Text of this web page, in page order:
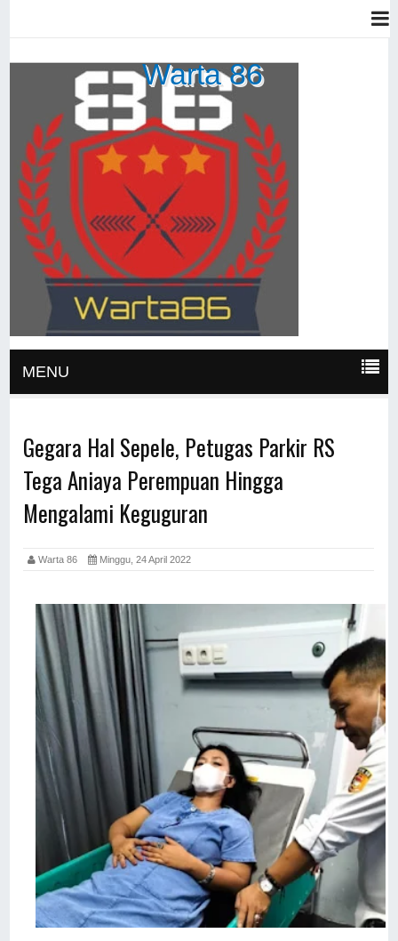
Warta 86
MENU
Gegara Hal Sepele, Petugas Parkir RS
Tega Aniaya Perempuan Hingga
Mengalami Keguguran
Warta 86 Minggu, 24 April 2022